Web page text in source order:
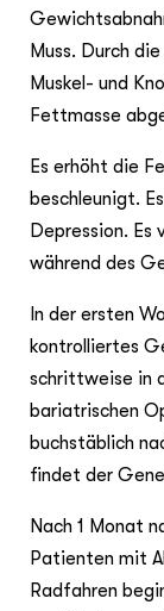
Muss. Durch
Muskel- und
Fettmasse
Es erhöht die
beschleunigt.
Depression.
während des
In der ersten
kontrolliertes
schrittweise in
bariatrischen
buchstäblich
findet der
Nach 1 Monat
Patienten mit
Radfahren